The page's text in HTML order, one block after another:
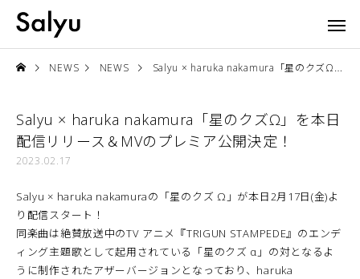
NEWS NEWS Salyu × haruka nakamura「星のクズΩ」を本日配信リリース＆MVのプレミア公開決定！
Salyu × haruka nakamura「星のクズΩ」を本日
配信リリース＆MVのプレミア公開決定！
2023.02.17
Salyu × haruka nakamuraの「星のクズ Ω」が本日2月17日(金)よ
り配信スタート！
同楽曲は絶賛放送中のTV アニメ『TRIGUN STAMPEDE』のエンデ
ィング主題歌として起用されている「星のクズ α」の対となるよ
うに制作されたアザーバージョンとなっており、haruka